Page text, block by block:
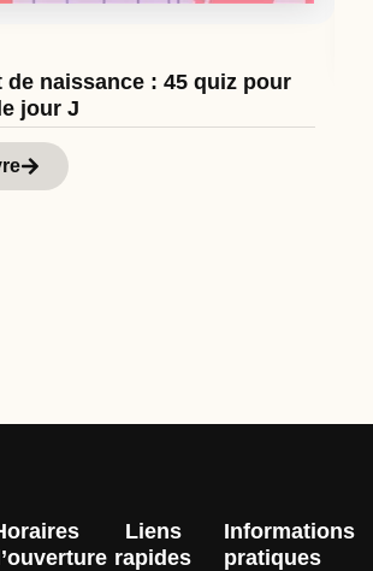
de naissance : 45 quiz pour
jour J
Liens
rapides
Informations
pratiques